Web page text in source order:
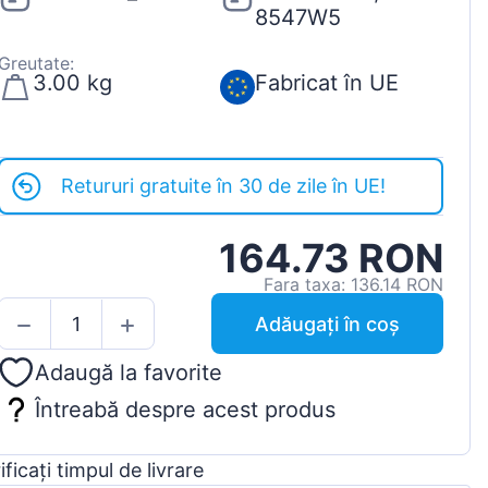
8547W5
3.00 kg Fabricat în UE
Retururi gratuite în 30 de zile în UE!
164.73 RON
Fara taxa: 136.14 RON
Adăugați în coș
Adaugă la favorite
Întreabă despre acest produs
timpul de livrare